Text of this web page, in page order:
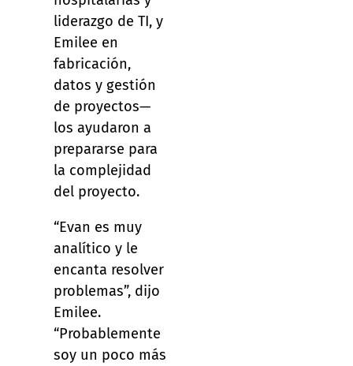
liderazgo de TI, y
Emilee en
fabricación,
datos y gestión
de proyectos—
los ayudaron a
prepararse para
la complejidad
del proyecto.
“Evan es muy
analítico y le
encanta resolver
problemas”, dijo
Emilee.
“Probablemente
soy un poco más